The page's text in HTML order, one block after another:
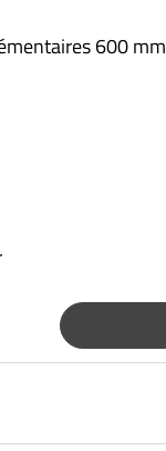
600 mm